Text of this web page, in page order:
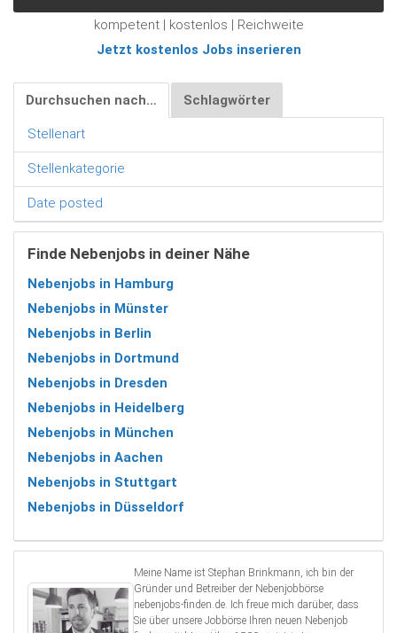
kompetent | kostenlos | Reichweite
Jetzt kostenlos Jobs inserieren
Durchsuchen nach… Schlagwörter
Stellenart
Stellenkategorie
Date posted
Finde Nebenjobs in deiner Nähe
Nebenjobs in Hamburg
Nebenjobs in Münster
Nebenjobs in Berlin
Nebenjobs in Dortmund
Nebenjobs in Dresden
Nebenjobs in Heidelberg
Nebenjobs in München
Nebenjobs in Aachen
Nebenjobs in Stuttgart
Nebenjobs in Düsseldorf
Meine Name ist Stephan Brinkmann, ich bin der
Gründer und Betreiber der Nebenjobbörse
nebenjobs-finden.de. Ich freue mich darüber, dass
Sie über unsere Jobbörse Ihren neuen Nebenjob